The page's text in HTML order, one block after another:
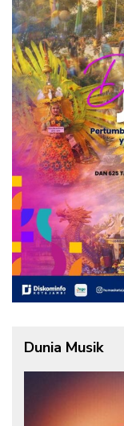
Dunia Musik